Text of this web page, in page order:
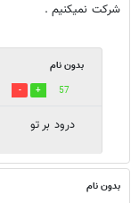
شرکت نمیکنیم .
بدون نام
57
درود بر تو
بدون نام